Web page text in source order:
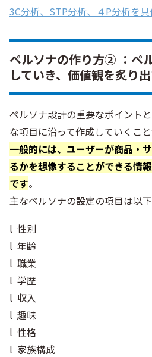
3C分析、STP分析、４P分析を具
ペルソナの作り方② ：ペ
していき、価値観を炙り
ペルソナ設計の重要なポイント
な項目に沿って作成していくこと
一般的には、ユーザーが商品・
るかを想像することができる情
です。
主なペルソナの設定の項目は以下
l 性別
l 年齢
l 職業
l 学歴
l 収入
l 趣味
l 性格
l 家族構成